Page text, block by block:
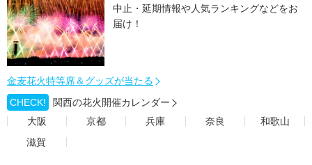
中止・延期情報や人気ランキングなどをお
届け！
金麦花火特等席＆グッズが当たる
CHECK!
関西の花火開催カレンダー
大阪
京都 兵庫 奈良
和歌山
滋賀